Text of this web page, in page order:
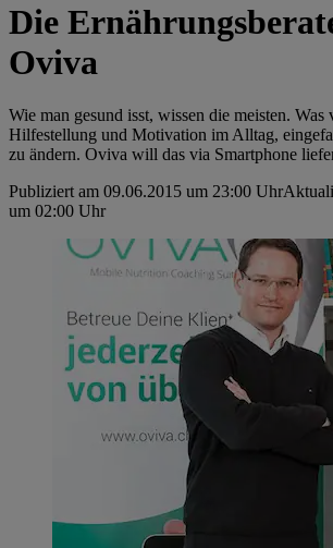
Die
Oviva
Wie man gesund isst, wissen die meisten.
Hilfestellung und Motivation im Alltag,
zu ändern. Oviva will das via Smartphone
Publiziert am 09.06.2015 um 23:00 Uhr
um 02:00 Uhr